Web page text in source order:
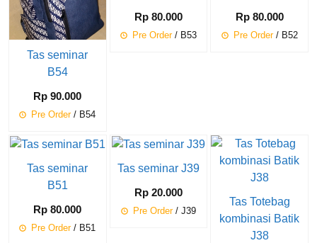
Tas seminar
B54
Rp 90.000
Pre Order/ B54
Rp 80.000
Pre Order/ B53
Rp 80.000
Pre Order/ B52
Tas seminar
B51
Rp 80.000
Pre Order/ B51
Tas seminar J39
Rp 20.000
Pre Order/ J39
Tas Totebag
kombinasi Batik
J38